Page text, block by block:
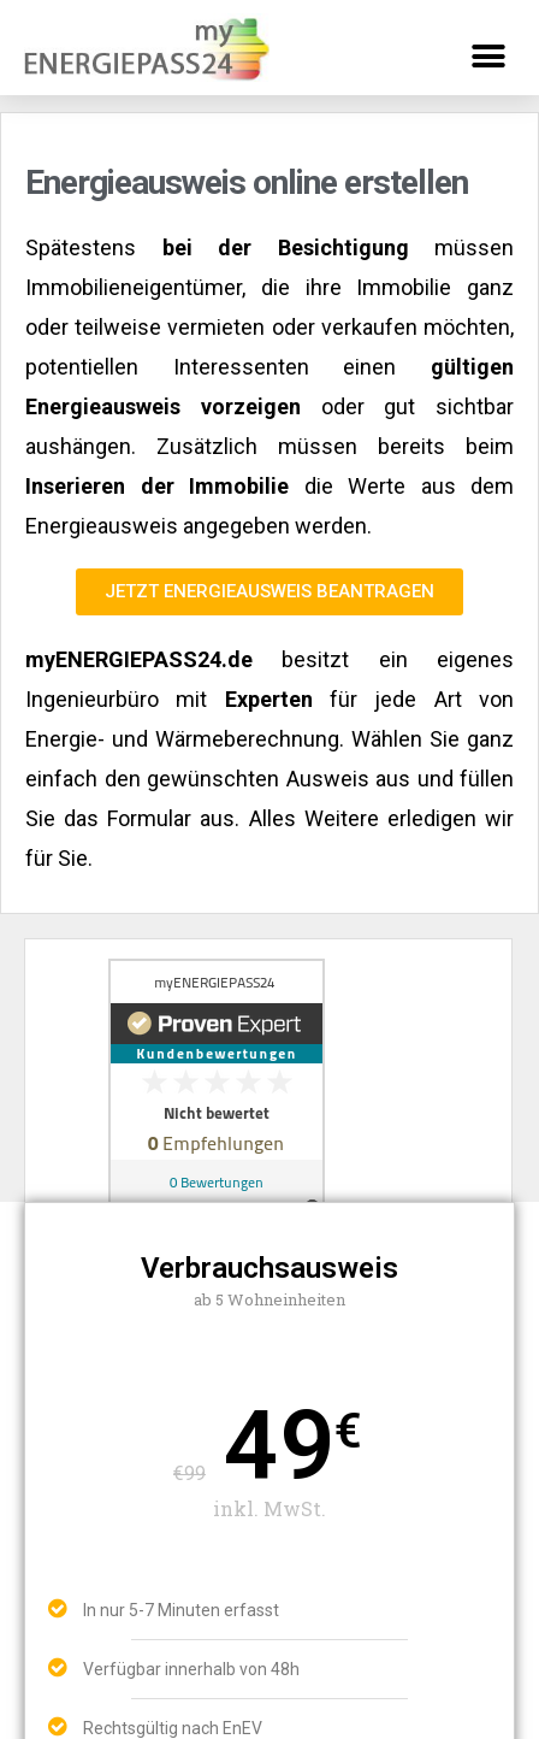
Energieausweis online erstellen
Spätestens bei der Besichtigung müssen
Immobilieneigentümer, die ihre Immobilie ganz
oder teilweise vermieten oder verkaufen möchten,
potentiellen Interessenten einen gültigen
Energieausweis vorzeigen oder gut sichtbar
aushängen. Zusätzlich müssen bereits beim
Inserieren der Immobilie die Werte aus dem
Energieausweis angegeben werden.
JETZT ENERGIEAUSWEIS BEANTRAGEN
myENERGIEPASS24.de besitzt ein eigenes
Ingenieurbüro mit Experten für jede Art von
Energie- und Wärmeberechnung. Wählen Sie ganz
einfach den gewünschten Ausweis aus und füllen
Sie das Formular aus. Alles Weitere erledigen wir
für Sie.
Verbrauchsausweis
ab 5 Wohneinheiten
€99 49€
inkl. MwSt.
In nur 5-7 Minuten erfasst
Verfügbar innerhalb von 48h
Rechtsgültig nach EnEV